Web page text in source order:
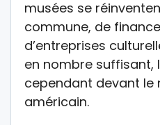
musées se
commune, de
d’entreprises
en nombre suffisant,
cependant devant le
américain.